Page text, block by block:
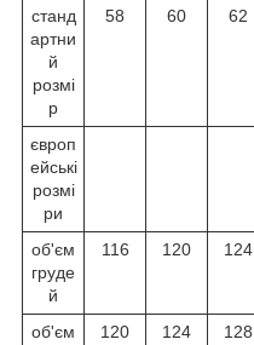
станд
артни
й
розмі
р
58 60 62
європ
ейські
розмі
ри
об'єм
груде
й
116 120 124
об'єм
120 124 128